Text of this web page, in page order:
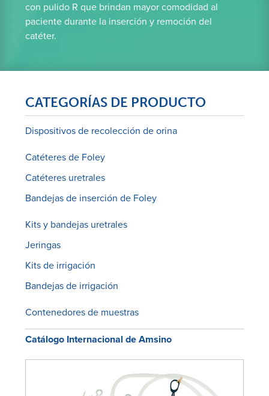
con pulido R que brindan mayor comodidad al
paciente durante la inserción y remoción del
catéter.
CATEGORÍAS DE PRODUCTO
Dispositivos de recolección de orina
Catéteres de Foley
Catéteres uretrales
Bandejas de inserción de Foley
Kits y bandejas uretrales
Jeringas
Kits de irrigación
Bandejas de irrigación
Contenedores de muestras
Catálogo Internacional de Amsino